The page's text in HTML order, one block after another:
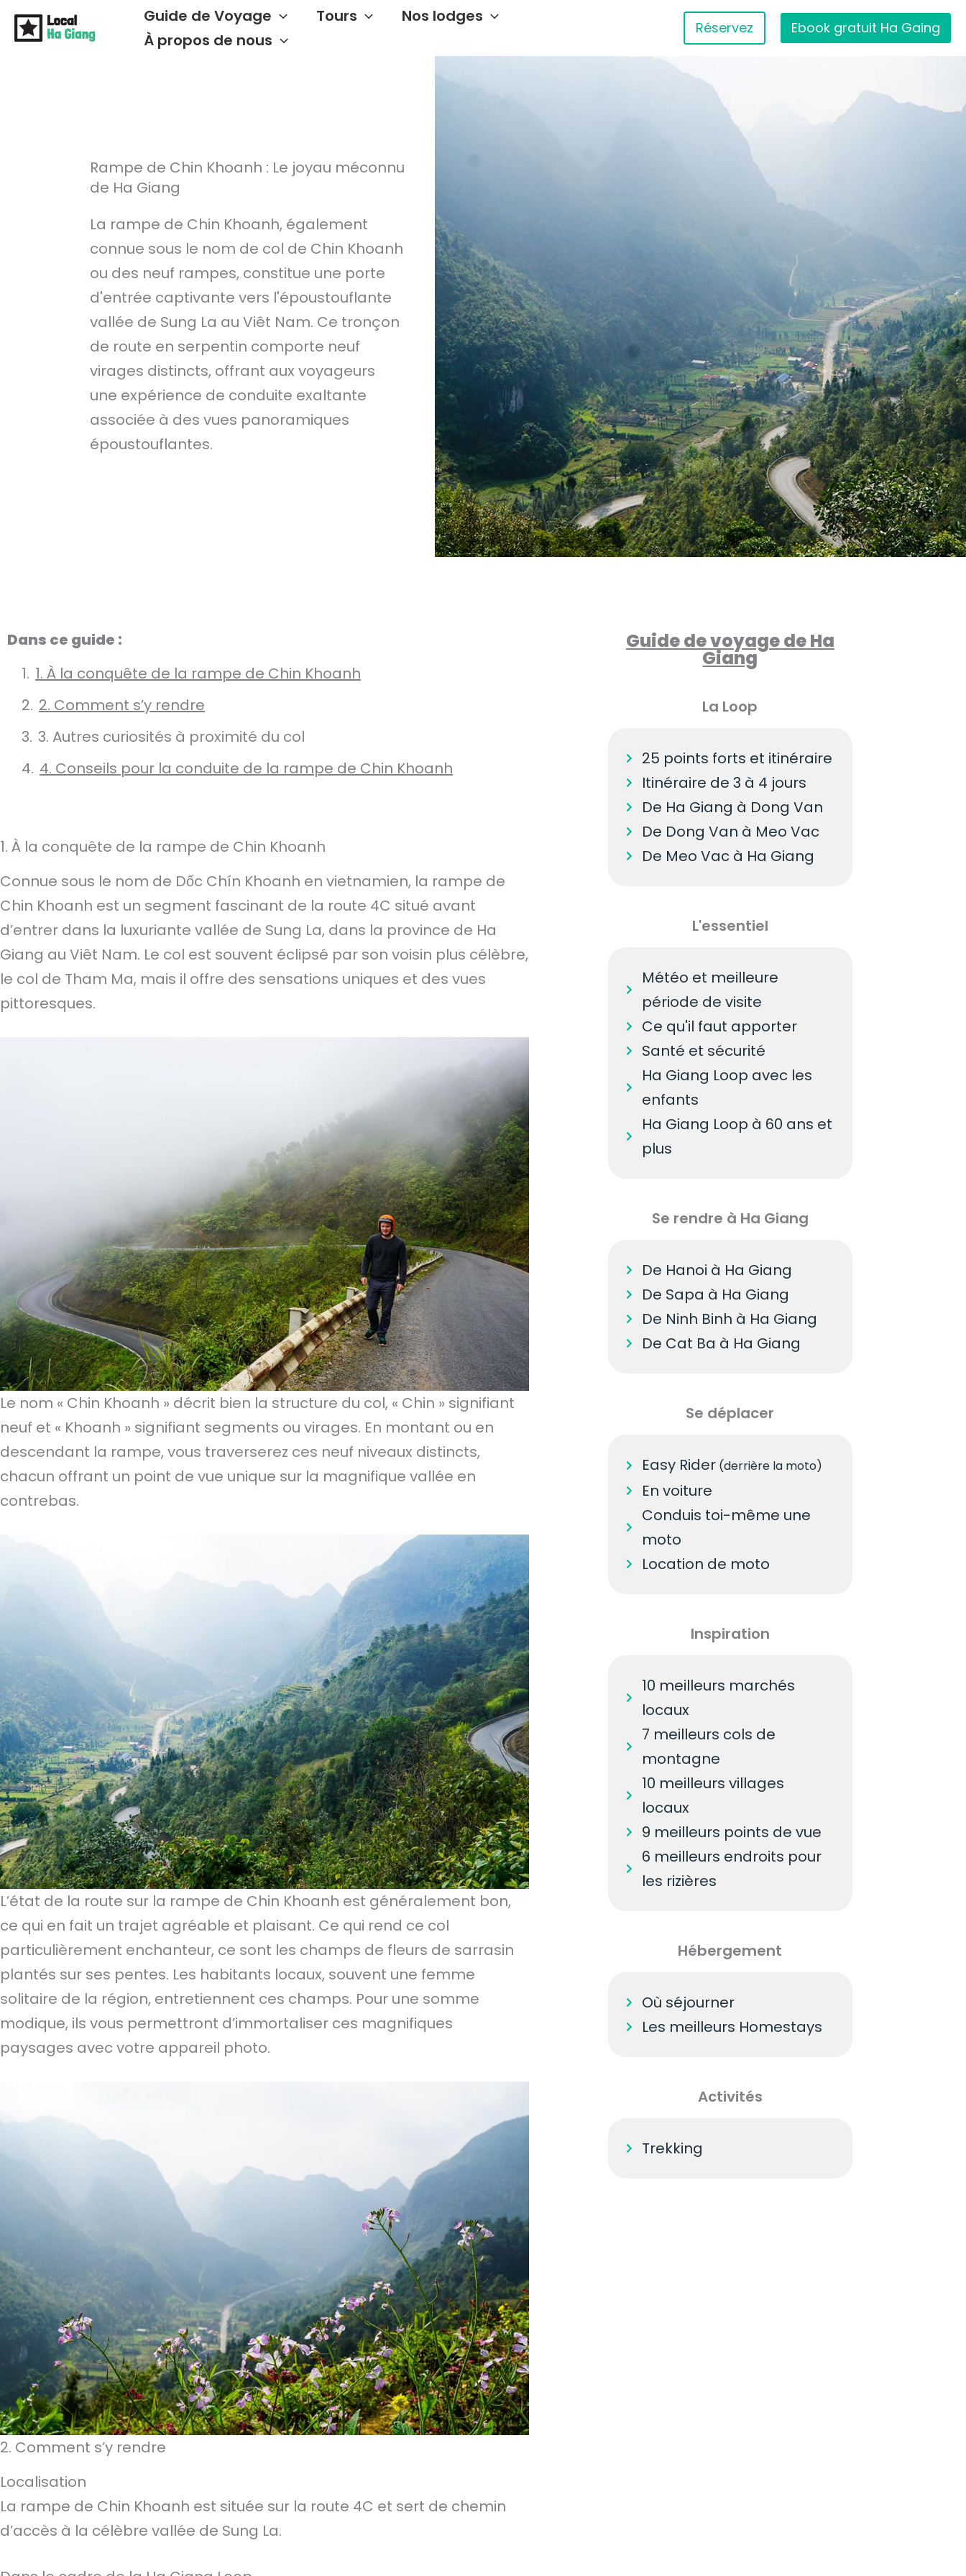
Aller
au
Guide de Voyage Tours
Nos lodges
À propos de nous
Réservez Ebook gratuit Ha Gaing
Rampe de Chin Khoanh : Le joyau méconnu
de Ha Giang
La rampe de Chin Khoanh, également
connue sous le nom de col de Chin Khoanh
ou des neuf rampes, constitue une porte
d'entrée captivante vers l'époustouflante
vallée de Sung La au Viêt Nam. Ce tronçon
de route en serpentin comporte neuf
virages distincts, offrant aux voyageurs
une expérience de conduite exaltante
associée à des vues panoramiques
époustouflantes.
Dans ce guide :
1. À la conquête de la rampe de Chin Khoanh
2. Comment s’y rendre
3. Autres curiosités à proximité du col
4. Conseils pour la conduite de la rampe de Chin Khoanh
1. À la conquête de la rampe de Chin Khoanh
Connue sous le nom de Dốc Chín Khoanh en vietnamien, la rampe de
Chin Khoanh est un segment fascinant de la route 4C situé avant
d’entrer dans la luxuriante vallée de Sung La, dans la province de Ha
Giang au Viêt Nam. Le col est souvent éclipsé par son voisin plus célèbre,
le col de Tham Ma, mais il offre des sensations uniques et des vues
pittoresques.
Le nom « Chin Khoanh » décrit bien la structure du col, « Chin » signifiant
neuf et « Khoanh » signifiant segments ou virages. En montant ou en
descendant la rampe, vous traverserez ces neuf niveaux distincts,
chacun offrant un point de vue unique sur la magnifique vallée en
contrebas.
L’état de la route sur la rampe de Chin Khoanh est généralement bon,
ce qui en fait un trajet agréable et plaisant. Ce qui rend ce col
particulièrement enchanteur, ce sont les champs de fleurs de sarrasin
plantés sur ses pentes. Les habitants locaux, souvent une femme
solitaire de la région, entretiennent ces champs. Pour une somme
modique, ils vous permettront d’immortaliser ces magnifiques
paysages avec votre appareil photo.
2. Comment s’y rendre
Localisation
La rampe de Chin Khoanh est située sur la route 4C et sert de chemin
d’accès à la célèbre vallée de Sung La.
Guide de voyage de Ha
Giang
La Loop
25 points forts et itinéraire
Itinéraire de 3 à 4 jours
De Ha Giang à Dong Van
De Dong Van à Meo Vac
De Meo Vac à Ha Giang
L'essentiel
Météo et meilleure
période de visite
Ce qu'il faut apporter
Santé et sécurité
Ha Giang Loop avec les
enfants
Ha Giang Loop à 60 ans et
plus
Se rendre à Ha Giang
De Hanoi à Ha Giang
De Sapa à Ha Giang
De Ninh Binh à Ha Giang
De Cat Ba à Ha Giang
Se déplacer
Easy Rider (derrière la moto)
En voiture
Conduis toi-même une
moto
Location de moto
Inspiration
10 meilleurs marchés
locaux
7 meilleurs cols de
montagne
10 meilleurs villages
locaux
9 meilleurs points de vue
6 meilleurs endroits pour
les rizières
Hébergement
Où séjourner
Les meilleurs Homestays
Activités
Trekking